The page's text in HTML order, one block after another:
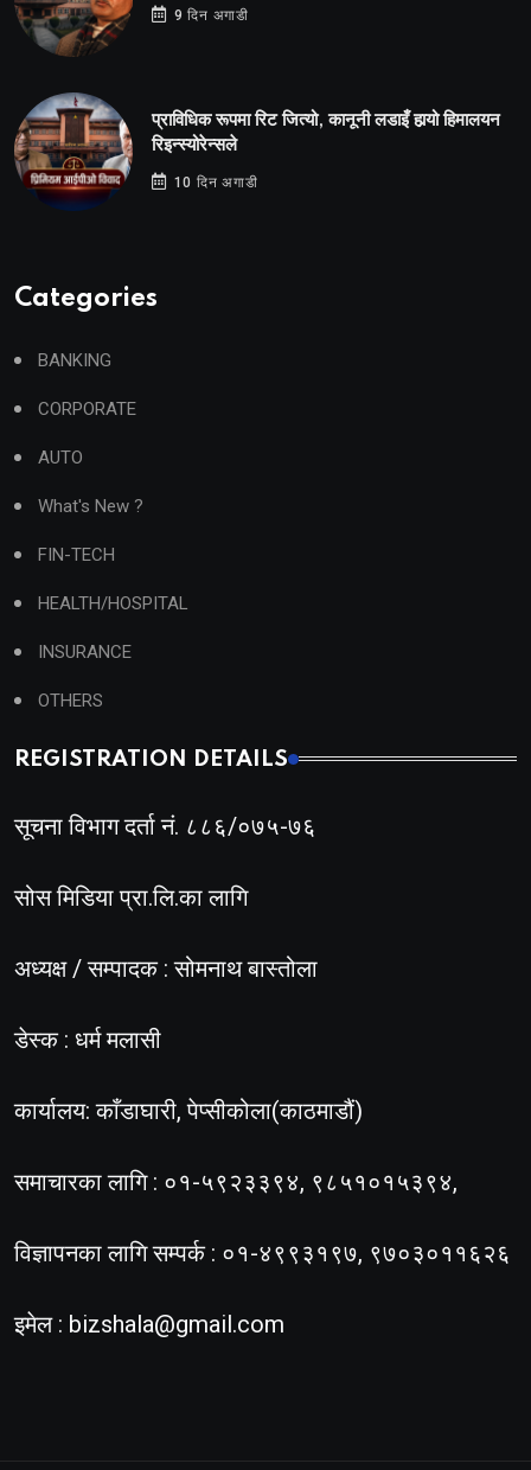
9 दिन अगाडी
प्राविधिक रूपमा रिट जित्यो, कानूनी लडाइँ हार्‍यो हिमालयन
रिइन्स्योरेन्सले
10 दिन अगाडी
Categories
BANKING
CORPORATE
AUTO
What's New ?
FIN-TECH
HEALTH/HOSPITAL
INSURANCE
OTHERS
REGISTRATION DETAILS
सूचना विभाग दर्ता नं. ८८६/०७५-७६
सोस मिडिया प्रा.लि.का लागि
अध्यक्ष / सम्पादक : सोमनाथ बास्तोला
डेस्क : धर्म मलासी
कार्यालय: काँडाघारी, पेप्सीकोला(काठमाडौं)
समाचारका लागि : ०१-५९२३३९४, ९८५१०१५३९४,
विज्ञापनका लागि सम्पर्क : ०१-४९९३१९७, ९७०३०११६२६
इमेल : bizshala@gmail.com